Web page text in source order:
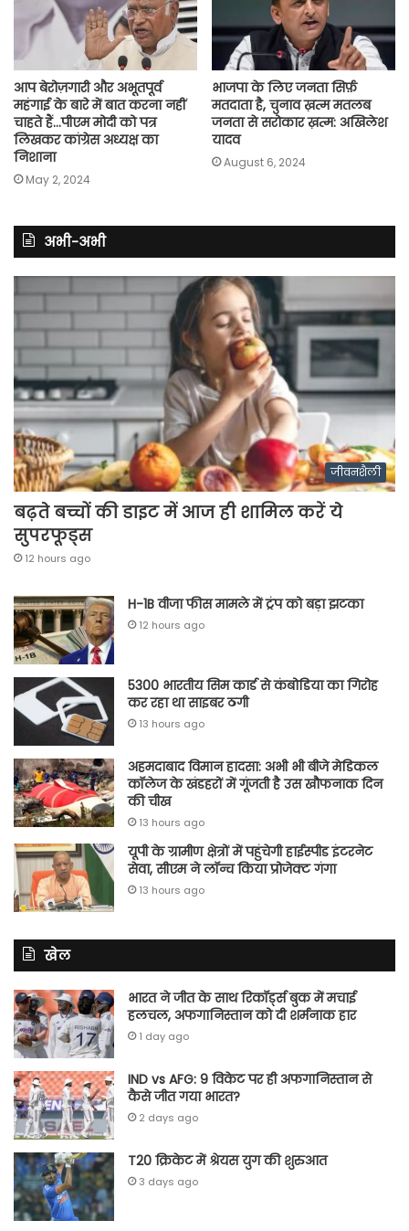
आप बेरोज़गारी और अभूतपूर्व
महंगाई के बारे में बात करना नहीं
चाहते हैं…पीएम मोदी को पत्र
लिखकर कांग्रेस अध्यक्ष का
निशाना
May 2, 2024
भाजपा के लिए जनता सिर्फ़
मतदाता है, चुनाव ख़त्म मतलब
जनता से सरोकार ख़त्म: अखिलेश
यादव
August 6, 2024
अभी-अभी
जीवनशैली
बढ़ते बच्चों की डाइट में आज ही शामिल करें ये
सुपरफूड्स
12 hours ago
H-1B वीजा फीस मामले में ट्रंप को बड़ा झटका
12 hours ago
5300 भारतीय सिम कार्ड से कंबोडिया का गिरोह
कर रहा था साइबर ठगी
13 hours ago
अहमदाबाद विमान हादसा: अभी भी बीजे मेडिकल
कॉलेज के खंडहरों में गूंजती है उस खौफनाक दिन
की चीख
13 hours ago
यूपी के ग्रामीण क्षेत्रों में पहुंचेगी हाईस्पीड इंटरनेट
सेवा, सीएम ने लॉन्च किया प्रोजेक्ट गंगा
13 hours ago
खेल
भारत ने जीत के साथ रिकॉर्ड्स बुक में मचाई
हलचल, अफगानिस्तान को दी शर्मनाक हार
1 day ago
IND vs AFG: 9 विकेट पर ही अफगानिस्तान से
कैसे जीत गया भारत?
2 days ago
T20 क्रिकेट में श्रेयस युग की शुरुआत
3 days ago